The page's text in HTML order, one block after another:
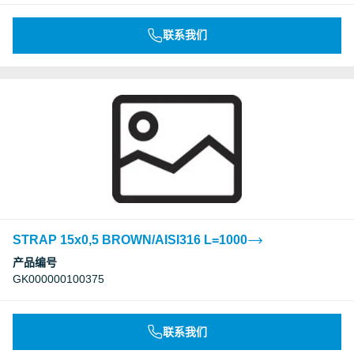
联系我们
STRAP 15x0,5 BROWN/AISI316 L=1000
产品编号
GK000000100375
联系我们